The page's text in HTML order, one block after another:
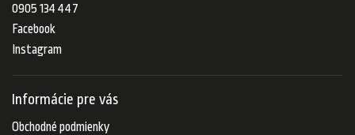
0905 134 447
Facebook
Instagram
Informácie pre vás
Obchodné podmienky